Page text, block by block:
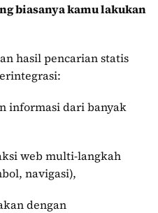
biasanya kamu lakukan
hasil pencarian statis
informasi dari banyak
web multi-langkah
navigasi),
dengan